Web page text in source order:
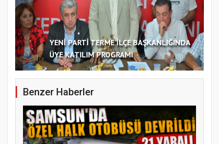
YENİ PARTİ TERME İLÇE BAŞKANLIĞINDA
ÜYE KATILIM PROGRAMI
Benzer Haberler